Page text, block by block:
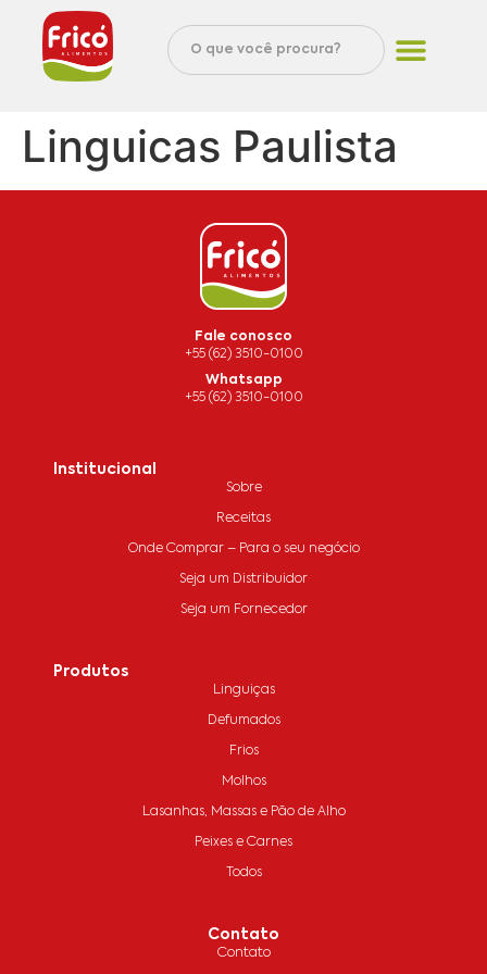
Linguicas Paulista
Fale conosco
+55 (62) 3510-0100
Whatsapp
+55 (62) 3510-0100
Institucional
Sobre
Receitas
Onde Comprar – Para o seu negócio
Seja um Distribuidor
Seja um Fornecedor
Produtos
Linguiças
Defumados
Frios
Molhos
Lasanhas, Massas e Pão de Alho
Peixes e Carnes
Todos
Contato
Contato